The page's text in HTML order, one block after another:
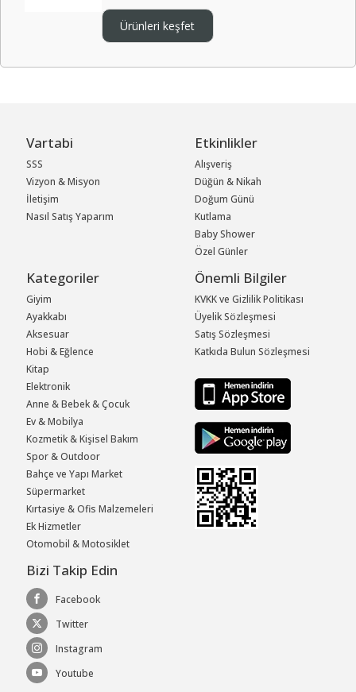
Ürünleri keşfet
Vartabi
SSS
Vizyon & Misyon
İletişim
Nasıl Satış Yaparım
Etkinlikler
Alışveriş
Düğün & Nikah
Doğum Günü
Kutlama
Baby Shower
Özel Günler
Kategoriler
Giyim
Ayakkabı
Aksesuar
Hobi & Eğlence
Kitap
Elektronik
Anne & Bebek & Çocuk
Ev & Mobilya
Kozmetik & Kişisel Bakım
Spor & Outdoor
Bahçe ve Yapı Market
Süpermarket
Kırtasiye & Ofis Malzemeleri
Ek Hizmetler
Otomobil & Motosiklet
Önemli Bilgiler
KVKK ve Gizlilik Politikası
Üyelik Sözleşmesi
Satış Sözleşmesi
Katkıda Bulun Sözleşmesi
Bizi Takip Edin
Facebook
Twitter
Instagram
Youtube